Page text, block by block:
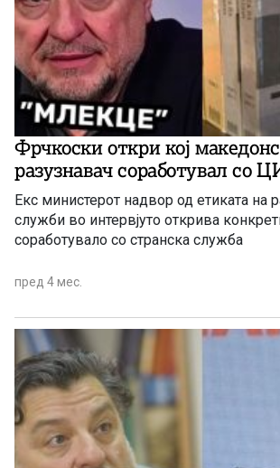
Фрчкоски откри кој
разузнавач соработувал
Екс министерот надвор од етиката на
служби во интервјуто открива
соработувало со странска служба
пред 4 мес.